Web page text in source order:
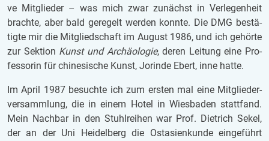
ve Mit­glie­der – was mich zwar zu­nächst in Ver­le­gen­heit
brach­te, aber bald ge­re­gelt wer­den konn­te. Die DMG be­stä­
tig­te mir die Mit­glied­schaft im Au­gust 1986, und ich ge­hör­te
zur Sek­ti­on Kunst und Ar­chäo­lo­gie, deren Lei­tung eine Pro­
fes­so­rin für chi­ne­si­sche Kunst, Jor­in­de Ebert, inne hatte.
Im April 1987 be­such­te ich zum ers­ten mal eine Mit­glie­der­
ver­samm­lung, die in einem Hotel in Wies­ba­den statt­fand.
Mein Nach­bar in den Stuhl­rei­hen war Prof. Diet­rich Sekel,
der an der Uni Hei­del­berg die Ost­asi­en­kun­de ein­ge­führt